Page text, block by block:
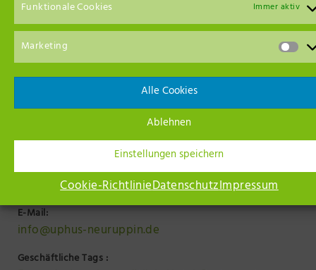
Funktionale Cookies Immer aktiv
Marketing
Alle Cookies
Ablehnen
Einstellungen speichern
Cookie-RichtlinieDatenschutzImpressum
www.uphus-neuruppin.de
Telefon:
03391 346 96 79
E-Mail:
info@uphus-neuruppin.de
Geschäftliche Tags :